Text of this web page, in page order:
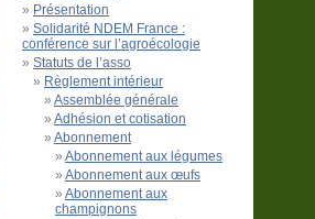
Présentation
Solidarité NDEM France :
conférence sur l’agroécologie
Statuts de l’asso
Règlement intérieur
Assemblée générale
Adhésion et cotisation
Abonnement
Abonnement aux légumes
Abonnement aux œufs
Abonnement aux
champignons